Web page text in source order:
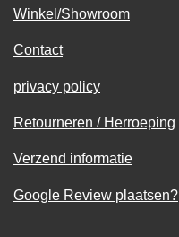
Winkel/Showroom
Contact
privacy policy
Retourneren / Herroeping
Verzend informatie
Google Review plaatsen?